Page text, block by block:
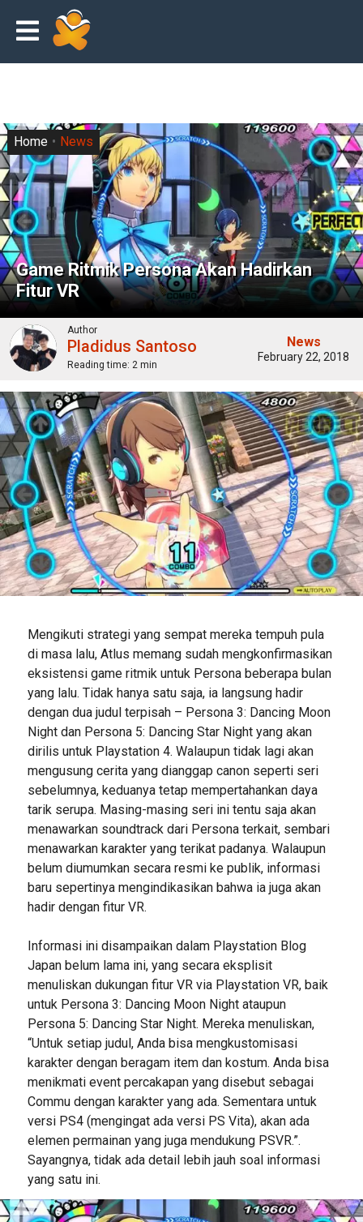
Game Ritmik Persona Akan Hadirkan
Fitur VR
Home News
Author
Pladidus Santoso
Reading time: 2 min
News
February 22, 2018
Mengikuti strategi yang sempat mereka tempuh pula
di masa lalu, Atlus memang sudah mengkonfirmasikan
eksistensi game ritmik untuk Persona beberapa bulan
yang lalu. Tidak hanya satu saja, ia langsung hadir
dengan dua judul terpisah – Persona 3: Dancing Moon
Night dan Persona 5: Dancing Star Night yang akan
dirilis untuk Playstation 4. Walaupun tidak lagi akan
mengusung cerita yang dianggap canon seperti seri
sebelumnya, keduanya tetap mempertahankan daya
tarik serupa. Masing-masing seri ini tentu saja akan
menawarkan soundtrack dari Persona terkait, sembari
menawarkan karakter yang terikat padanya. Walaupun
belum diumumkan secara resmi ke publik, informasi
baru sepertinya mengindikasikan bahwa ia juga akan
hadir dengan fitur VR.
Informasi ini disampaikan dalam Playstation Blog
Japan belum lama ini, yang secara eksplisit
menuliskan dukungan fitur VR via Playstation VR, baik
untuk Persona 3: Dancing Moon Night ataupun
Persona 5: Dancing Star Night. Mereka menuliskan,
“Untuk setiap judul, Anda bisa mengkustomisasi
karakter dengan beragam item dan kostum. Anda bisa
menikmati event percakapan yang disebut sebagai
Commu dengan karakter yang ada. Sementara untuk
versi PS4 (mengingat ada versi PS Vita), akan ada
elemen permainan yang juga mendukung PSVR.”.
Sayangnya, tidak ada detail lebih jauh soal informasi
yang satu ini.